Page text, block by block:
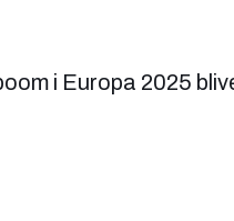
i Europa 2025